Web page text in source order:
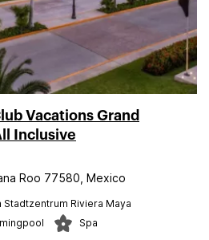
Vacations Grand
Inclusive
Roo 77580, Mexico
Stadtzentrum Riviera Maya
Spa